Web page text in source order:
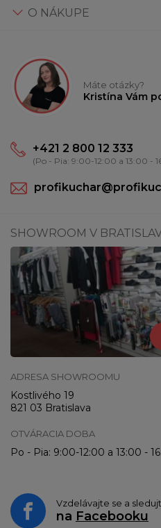
O NÁKUPE
Máte otázky?
Kristína Vám
+421 2 800 12 333
(Po - Pia: 9:00-12:00 a 13:00 -
SHOWROOM V
ADRESA SHOWROOMU
Kostlivého 19
821 03 Bratislava
OTVÁRACIA DOBA
Po - Pia: 9:00-12:00 a 13:00 -
Vzdelávajte se a
na Facebooku